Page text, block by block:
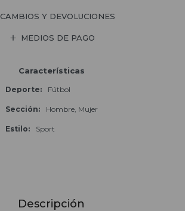
CAMBIOS Y DEVOLUCIONES
MEDIOS DE PAGO
Características
Deporte Fútbol
Sección Hombre, Mujer
Estilo Sport
Descripción